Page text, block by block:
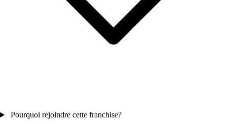
Pourquoi rejoindre cette franchise?